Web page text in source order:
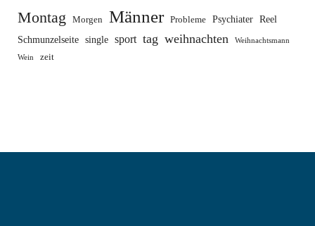
Montag Morgen Männer Probleme Psychiater Reel
Schmunzelseite single sport tag weihnachten Weihnachtsmann
Wein zeit